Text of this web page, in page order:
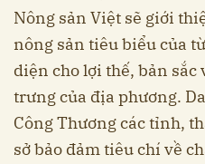
Nông sản Việt sẽ giới
nông sản tiêu biểu của
diện cho lợi thế, bản
trưng của địa phương.
Công Thương các tỉnh,
sở bảo đảm tiêu chí về